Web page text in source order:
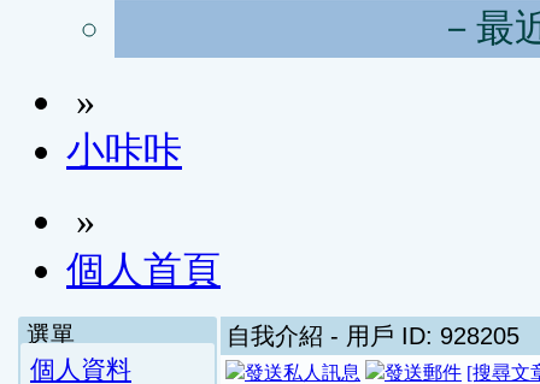
－最
»
小咔咔
»
個人首頁
選單
個人資料
自我介紹 - 用戶 ID: 928205
[搜尋文